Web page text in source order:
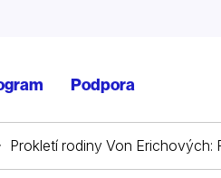
Podpora
Prokletí rodiny Von Erichových: